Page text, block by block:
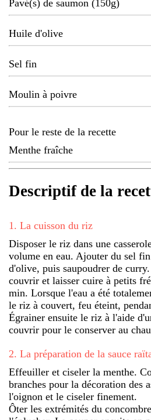
Pavé(s) de saumon (150g)
Huile d'olive
Sel fin
Moulin à poivre
Pour le reste de la recette
Menthe fraîche
Descriptif de la
1 . La cuisson du riz
Disposer le riz dans une
volume en eau. Ajouter du sel
d'olive, puis saupoudrer de
couvrir et laisser cuire à petits
min. Lorsque l'eau a été
le riz à couvert, feu éteint,
Égrainer ensuite le riz à l'aide
couvrir pour le conserver au
2. La préparation de la sauce
Effeuiller et ciseler la menthe.
branches pour la décoration des
l'oignon et le ciseler finement.
Ôter les extrémités du